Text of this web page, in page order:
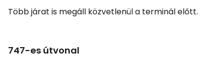
Több járat is megáll közvetlenül a terminál előtt.
747-es útvonal